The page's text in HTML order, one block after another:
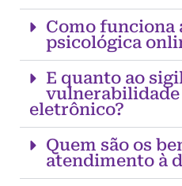
Como funciona
psicológica
E quanto ao
vulnerabilidade
eletrônico?
Quem são os
atendimento à